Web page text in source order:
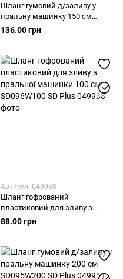
Шланг гумовий д/заливу у
пральну машинку 150 см
SD095W150 SD Plus
136.00 грн
Артикул: 049938
Шланг гофрований
пластиковий для зливу з
пральної машинки 100 см
SD096W100 SD Plus
88.00 грн